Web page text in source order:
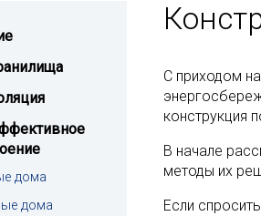
С приходом
конструкция
В начале
методы их
Если
дома
дома